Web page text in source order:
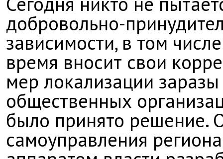
добровольно-
зависимости, в том
время вносит свои
мер локализации
общественных
было принято решение.
самоуправления